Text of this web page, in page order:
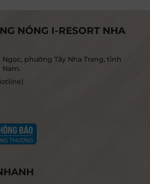
NÓNG I-RESORT NHA
Ngọc, phường Tây Nha Trang, tỉnh
Nam.